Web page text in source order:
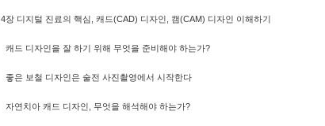
4장 디지털 진료의 핵심, 캐드(CAD) 디자인, 캠(CAM) 디자인 이해하기
캐드 디자인을 잘 하기 위해 무엇을 준비해야 하는가?
좋은 보철 디자인은 술전 사진촬영에서 시작한다
자연치아 캐드 디자인, 무엇을 해석해야 하는가?